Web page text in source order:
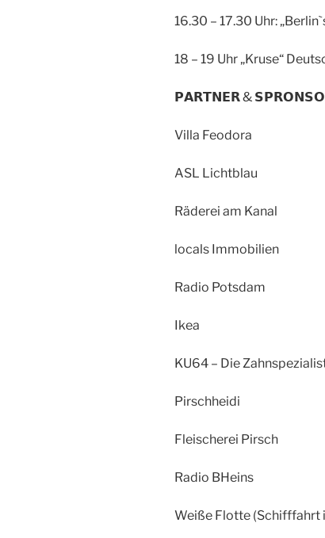
16.30 – 17.30 Uhr:
18 – 19 Uhr „Kruse“
𝗣𝗔𝗥𝗧𝗡𝗘𝗥 &
Villa Feodora
ASL Lichtblau
Räderei am Kanal
locals Immobilien
Radio Potsdam
Ikea
KU64 – Die
Pirschheidi
Fleischerei Pirsch
Radio BHeins
Weiße Flotte (Schifffahrt